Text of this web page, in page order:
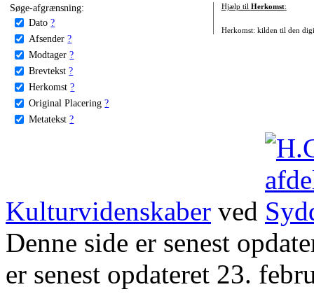
Søge-afgrænsning:
Dato ?
Afsender ?
Modtager ?
Brevtekst ?
Herkomst ?
Original Placering ?
Metatekst ?
Hjælp til Herkomst:
Herkomst: kilden til den
Kulturvidenskaber ved
Denne side er senest
er senest opdateret 23.